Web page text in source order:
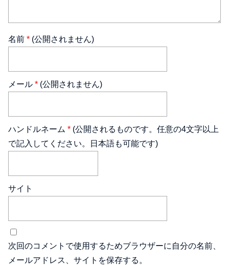
名前 * (公開されません)
メール * (公開されません)
ハンドルネーム * (公開されるものです。任意の4文字以上
で記入してください。日本語も可能です)
サイト
次回のコメントで使用するためブラウザーに自分の名前、
メールアドレス、サイトを保存する。